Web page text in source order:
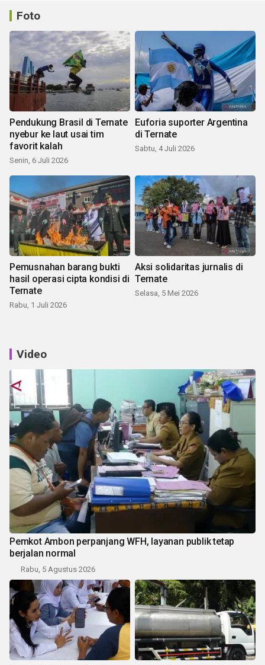
Foto
Pendukung Brasil di Ternate
nyebur ke laut usai tim
favorit kalah
Senin, 6 Juli 2026
Euforia suporter Argentina
di Ternate
Sabtu, 4 Juli 2026
Pemusnahan barang bukti
hasil operasi cipta kondisi di
Ternate
Rabu, 1 Juli 2026
Aksi solidaritas jurnalis di
Ternate
Selasa, 5 Mei 2026
Video
Pemkot Ambon perpanjang WFH, layanan publik tetap
berjalan normal
Rabu, 5 Agustus 2026